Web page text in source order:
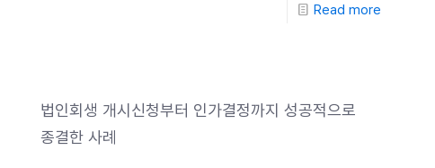
Read more
법인회생 개시신청부터 인가결정까지 성공적으로
종결한 사례